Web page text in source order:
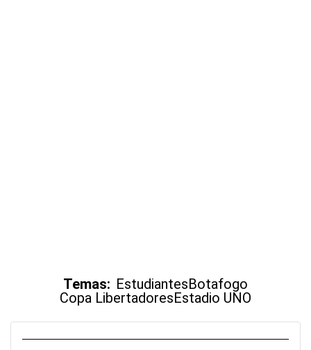
Temas: EstudiantesBotafogo
Copa LibertadoresEstadio UNO